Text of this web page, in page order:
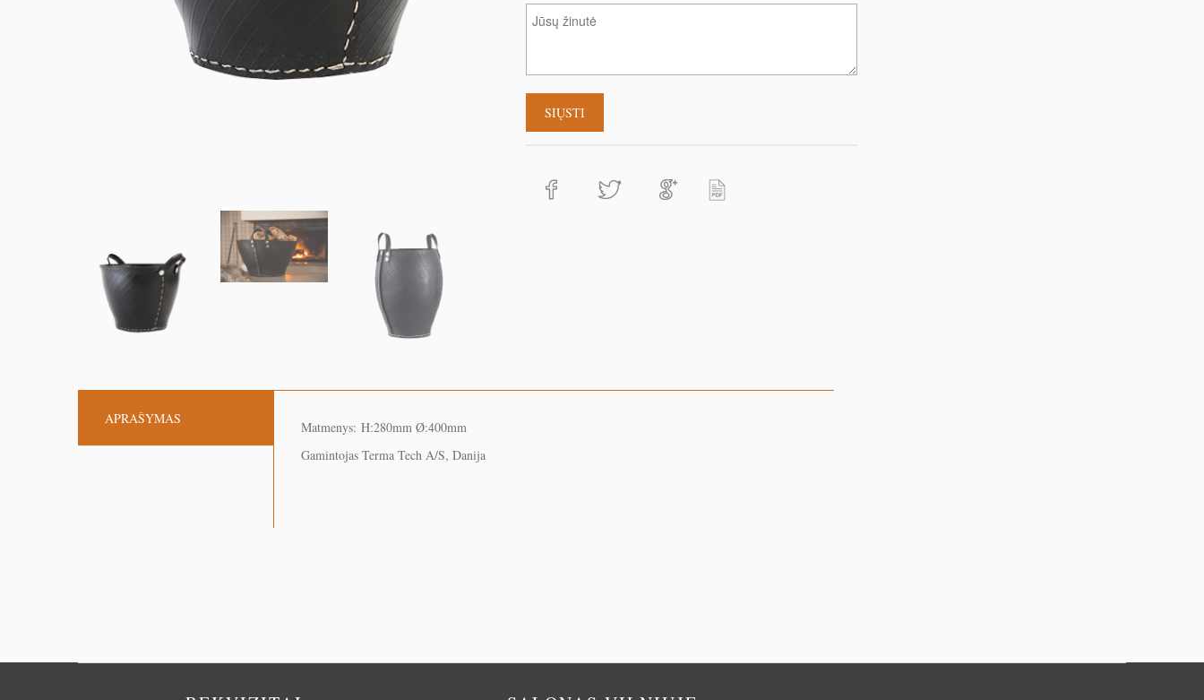
APRAŠYMAS
Matmenys: H:280mm Ø:400mm
Gamintojas Terma Tech A/S, Danija